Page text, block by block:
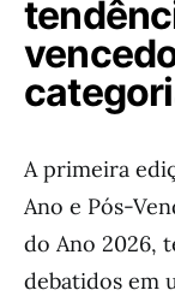
A primeira
Ano e Pós-
do Ano 2026,
debatidos em